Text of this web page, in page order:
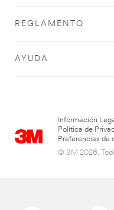
REGLAMENTO
AYUDA
Información
Política de
Preferencias de
© 3M 2026.